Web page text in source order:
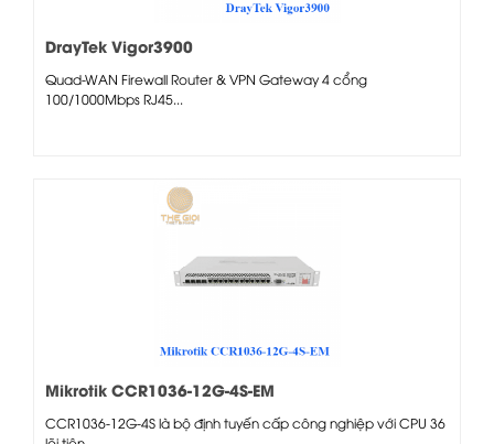
DrayTek Vigor3900
Quad-WAN Firewall Router & VPN Gateway 4 cổng
100/1000Mbps RJ45...
Mikrotik CCR1036-12G-4S-EM
CCR1036-12G-4S là bộ định tuyến cấp công nghiệp với CPU 36